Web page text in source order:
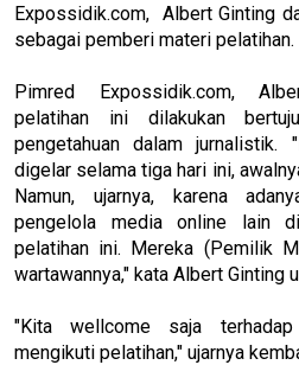
Expossidik.com, Albert Ginting
sebagai pemberi materi pelatihan.
Pimred Expossidik.com,
pelatihan ini dilakukan
pengetahuan dalam jurnalistik.
digelar selama tiga hari ini,
Namun, ujarnya, karena
pengelola media online lain
pelatihan ini. Mereka (Pemilik
wartawannya," kata Albert Ginting
"Kita wellcome saja
mengikuti pelatihan," ujarnya